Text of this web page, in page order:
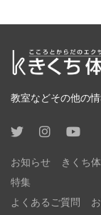
教室などその他の
お知らせ きくち
特集
よくあるご質問